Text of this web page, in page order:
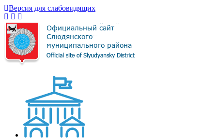
Версия для слабовидящих